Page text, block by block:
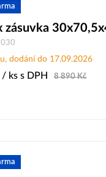
zásuvka
dodání do 17.09.2026
/ ks s DPH 8 890Kč